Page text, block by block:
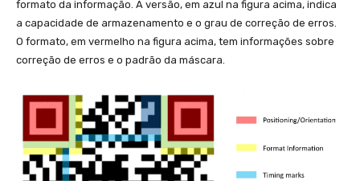
formato da informação. A versão, em azul na figura acima, indica
a capacidade de armazenamento e o grau de correção de erros.
O formato, em vermelho na figura acima, tem informações sobre
correção de erros e o padrão da máscara.